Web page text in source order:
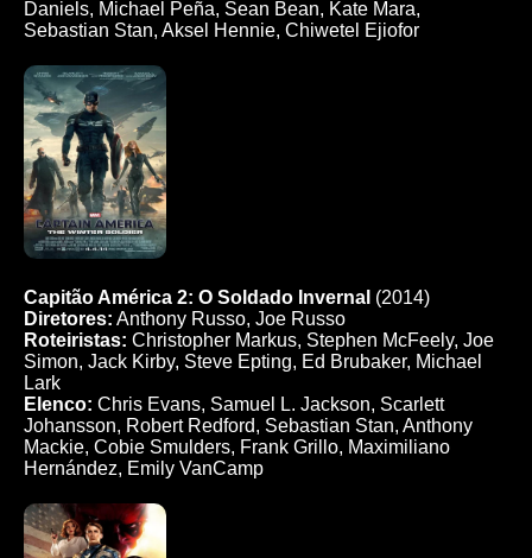
Daniels, Michael Peña, Sean Bean, Kate Mara,
Sebastian Stan, Aksel Hennie, Chiwetel Ejiofor
Capitão América 2: O Soldado Invernal (2014)
Diretores: Anthony Russo, Joe Russo
Roteiristas: Christopher Markus, Stephen McFeely, Joe
Simon, Jack Kirby, Steve Epting, Ed Brubaker, Michael
Lark
Elenco: Chris Evans, Samuel L. Jackson, Scarlett
Johansson, Robert Redford, Sebastian Stan, Anthony
Mackie, Cobie Smulders, Frank Grillo, Maximiliano
Hernández, Emily VanCamp